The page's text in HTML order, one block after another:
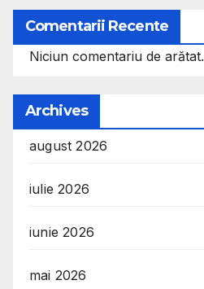
Comentarii Recente
Niciun comentariu de arătat.
Archives
august 2026
iulie 2026
iunie 2026
mai 2026